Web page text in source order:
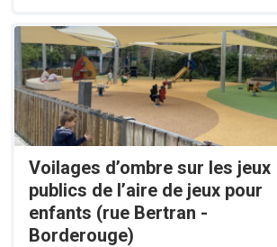
Voilages d’ombre sur les jeux
publics de l’aire de jeux pour
enfants (rue Bertran -
Borderouge)